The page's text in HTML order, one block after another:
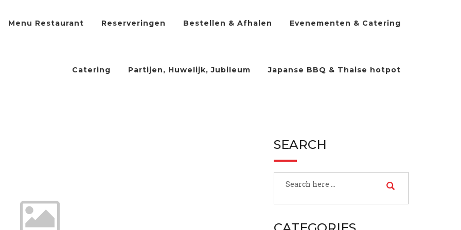
Menu Restaurant Reserveringen Bestellen & Afhalen Evenementen & Catering
Catering Partijen, Huwelijk, Jubileum Japanse BBQ & Thaise hotpot
SEARCH